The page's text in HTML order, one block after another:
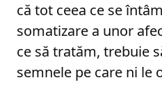
că tot ceea ce se
somatizare a unor
ce să tratăm, trebuie
semnele pe care ni le